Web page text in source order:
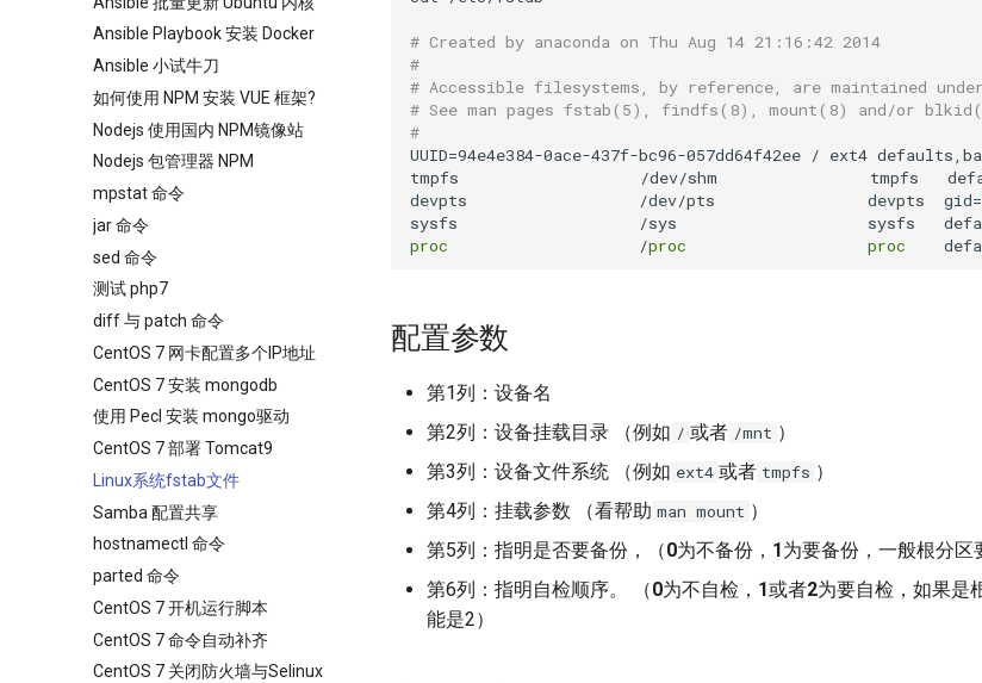
Ansible Playbook 安装 Docker
Ansible 小试牛刀
如何使用 NPM 安装 VUE 框架?
Nodejs 使用国内 NPM镜像站
Nodejs 包管理器 NPM
mpstat 命令
jar 命令
sed 命令
测试 php7
diff 与 patch 命令
CentOS 7 网卡配置多个IP地址
CentOS 7 安装 mongodb
使用 Pecl 安装 mongo驱动
CentOS 7 部署 Tomcat9
Linux系统fstab文件
Samba 配置共享
hostnamectl 命令
parted 命令
CentOS 7 开机运行脚本
CentOS 7 命令自动补齐
CentOS 7 关闭防火墙与Selinux
# Created by anaconda on Thu Aug 14 21:16:42 2014
#
# Accessible filesystems, by reference, are maintained
# See man pages fstab(5), findfs(8), mount(8) and/or
#
UUID=94e4e384-0ace-437f-bc96-057dd64f42ee / ext4
tmpfs                   /dev/shm                tmpfs
devpts                  /dev/pts                devpts  gid=
sysfs                   /sys                    sysfs
proc
                    /
proc proc
配置参数
第1列：设备名
第2列：设备挂载目录 （例如 / 或者 /mnt ）
第3列：设备文件系统 （例如 ext4 或者 tmpfs ）
第4列：挂载参数 （看帮助 man mount ）
第5列：指明是否要备份，（0为不备份， 1 为要备份，一般根分区
第6列：指明自检顺序。 （0为不自检， 1或者2为要自检，如果是
能是2）